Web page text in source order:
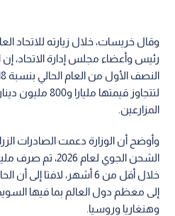
وقال خريسات، خلال زيارته للاتحاد
رئيس وأعضاء مجلس إدارة الاتحاد، إن
لتتجاوز قيمتها
المزارعين.
وأوضح أن الوزارة دعمت الصادرات
الشحن الجوي لعام
خلال أقل من 6 أشهر، لافتا
إلى معظم دول العالم بما فيها السويد
وهنغاريا وروسيا.